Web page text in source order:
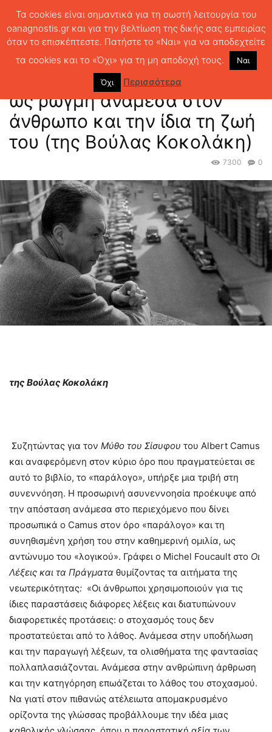
ΛΟΓΟΤΕΧΝΙΑ
Αλμπέρ Καμύ, Το παράλογο ως
ρωγμή ανάμεσα στον άνθρωπο και την ίδια...
Αλμπέρ Καμύ, Το παράλογο
ως ρωγμή ανάμεσα στον
άνθρωπο και την ίδια τη ζωή
του (της Βούλας Κοκολάκη)
0
7300
της Βούλας Κοκολάκη
Συζητώντας για τον Μύθο του Σίσυφου του Albert Camus
και αναφερόμενη στον κύριο όρο που πραγματεύεται σε
αυτό το βιβλίο, το «παράλογο», υπήρξε μια τριβή στη
συνεννόηση. Η προσωρινή ασυνεννοησία προέκυψε από
την απόσταση ανάμεσα στο περιεχόμενο που δίνει
προσωπικά ο Camus στον όρο «παράλογο» και τη
συνηθισμένη χρήση του στην καθημερινή ομιλία, ως
αντώνυμο του «λογικού». Γράφει ο Michel Foucault στο Οι
Λέξεις και τα Πράγματα θυμίζοντας τα αιτήματα της
νεωτερικότητας: «Οι άνθρωποι χρησιμοποιούν για τις
ίδιες παραστάσεις διάφορες λέξεις και διατυπώνουν
διαφορετικές προτάσεις: ο στοχασμός τους δεν
προστατεύεται από το λάθος. Ανάμεσα στην υποδήλωση
και την παραγωγή λέξεων, τα ολισθήματα της φαντασίας
πολλαπλασιάζονται. Ανάμεσα στην ανθρώπινη άρθρωση
και την κατηγόρηση επωάζεται το λάθος του στοχασμού.
Να γιατί στον πιθανώς ατέλειωτα απομακρυσμένο
ορίζοντα της γλώσσας προβάλλουμε την ιδέα μιας
Τα cookies είναι σημαντικά για τη σωστή λειτουργία του
oanagnostis.gr και για την βελτίωση της δικής σας εμπειρίας
όταν το επισκέπτεστε. Πατήστε το «Ναι» για να αποδεχτείτε
τα cookies και το «Όχι» για τη μη αποδοχή τους.
Ναι
Όχι Περισσότερα